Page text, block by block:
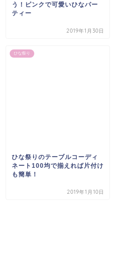
う！ピンクで可愛いひなパー
ティー
2019年1月30日
ひな祭り
ひな祭りのテーブルコーディ
ネート100均で揃えれば片付け
も簡単！
2019年1月10日